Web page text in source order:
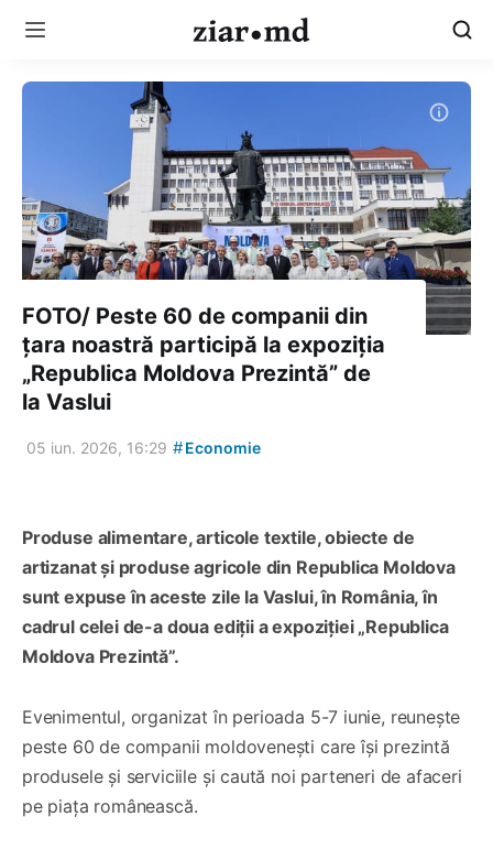
FOTO/ Peste 60 de companii din
țara noastră participă la expoziția
„Republica Moldova Prezintă” de
la Vaslui
05 iun. 2026, 16:29 #Economie
Produse alimentare, articole textile, obiecte de
artizanat și produse agricole din Republica Moldova
sunt expuse în aceste zile la Vaslui, în România, în
cadrul celei de-a doua ediții a expoziției „Republica
Moldova Prezintă”.
Evenimentul, organizat în perioada 5-7 iunie, reunește
peste 60 de companii moldovenești care își prezintă
produsele și serviciile și caută noi parteneri de afaceri
pe piața românească.